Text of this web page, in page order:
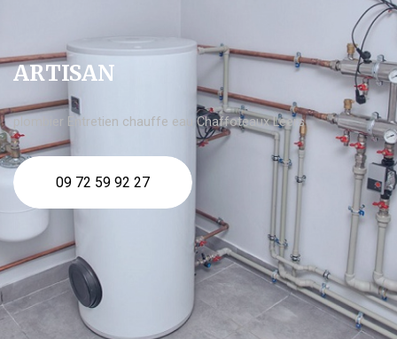
ARTISAN
plombier Entretien chauffe eau Chaffoteaux Leers
09 72 59 92 27